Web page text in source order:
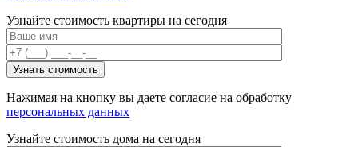
Узнайте стоимость квартиры на сегодня
Нажимая на кнопку вы даете согласие на обработку
персональных данных
Узнайте стоимость дома на сегодня